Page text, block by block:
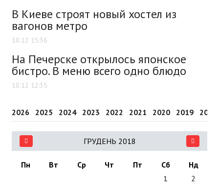
В Киеве строят новый хостел из
вагонов метро
10.12 15:36
На Печерске открылось японское
бистро. В меню всего одно блюдо
10.12 12:35
2026 2025 2024 2023 2022 2021 2020 2019 2018
ГРУДЕНЬ 2018
Пн Вт Ср Чт Пт Сб
Нд
1
2